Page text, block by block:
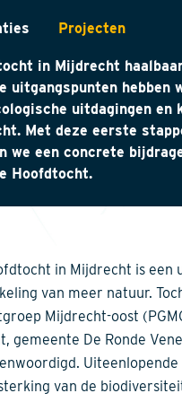
Projecten
ruimtelijke insteek
in Mijdrecht
uitgangspunten hebben
uitdagingen
Met deze eerste
we een concrete
Hoofdtocht.
in Mijdrecht is een
van meer natuur.
Mijdrecht-oost
gemeente De Ronde
Uiteenlopende
van de